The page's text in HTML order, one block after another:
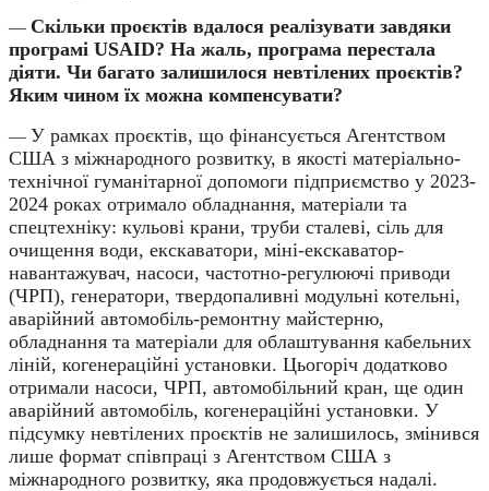
— Скільки проєктів вдалося реалізувати завдяки
програмі USAID? На жаль, програма перестала
діяти. Чи багато залишилося невтілених проєктів?
Яким чином їх можна компенсувати?
— У рамках проєктів, що фінансується Агентством
США з міжнародного розвитку, в якості матеріально-
технічної гуманітарної допомоги підприємство у 2023-
2024 роках отримало обладнання, матеріали та
спецтехніку: кульові крани, труби сталеві, сіль для
очищення води, екскаватори, міні-екскаватор-
навантажувач, насоси, частотно-регулюючі приводи
(ЧРП), генератори, твердопаливні модульні котельні,
аварійний автомобіль-ремонтну майстерню,
обладнання та матеріали для облаштування кабельних
ліній, когенераційні установки. Цьогоріч додатково
отримали насоси, ЧРП, автомобільний кран, ще один
аварійний автомобіль, когенераційні установки. У
підсумку невтілених проєктів не залишилось, змінився
лише формат співпраці з Агентством США з
міжнародного розвитку, яка продовжується надалі.